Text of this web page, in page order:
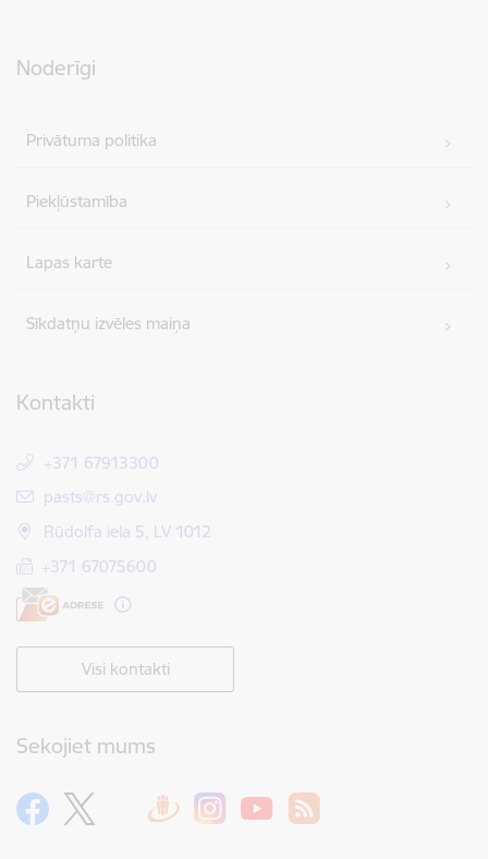
Noderīgi
Privātuma politika
Piekļūstamība
Lapas karte
Sīkdatņu izvēles maiņa
Kontakti
+371 67913300
E-pasts:
pasts@rs.gov.lv
Rūdolfa iela 5, LV 1012
+371 67075600
Visi kontakti
Sekojiet mums